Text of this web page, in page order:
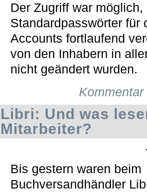
Der Zugriff war möglich,
Standardpasswörter für
Accounts fortlaufend
von den Inhabern in
nicht geändert wurden.
Libri: Und was
Mitarbeiter?
Bis gestern waren beim
Buchversandhändler